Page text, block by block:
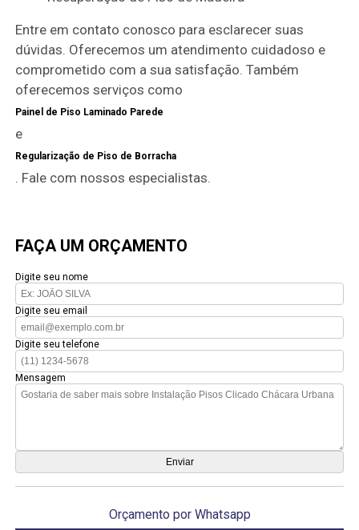
Entre em contato conosco para esclarecer suas
dúvidas. Oferecemos um atendimento cuidadoso e
comprometido com a sua satisfação. Também
oferecemos serviços como
Painel de Piso Laminado Parede
e
Regularização de Piso de Borracha
. Fale com nossos especialistas.
FAÇA UM ORÇAMENTO
Digite seu nome
Digite seu email
Digite seu telefone
Mensagem
Orçamento por Whatsapp